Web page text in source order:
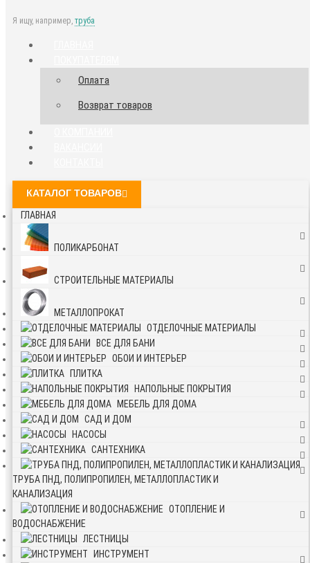
Я ищу, например, труба
Оплата
Возврат товаров
КАТАЛОГ ТОВАРОВ
ГЛАВНАЯ
ПОЛИКАРБОНАТ
СТРОИТЕЛЬНЫЕ МАТЕРИАЛЫ
МЕТАЛЛОПРОКАТ
ОТДЕЛОЧНЫЕ МАТЕРИАЛЫ
ВСЕ ДЛЯ БАНИ
ОБОИ И ИНТЕРЬЕР
ПЛИТКА
НАПОЛЬНЫЕ ПОКРЫТИЯ
МЕБЕЛЬ ДЛЯ ДОМА
САД И ДОМ
НАСОСЫ
САНТЕХНИКА
ТРУБА ПНД, ПОЛИПРОПИЛЕН, МЕТАЛЛОПЛАСТИК И
КАНАЛИЗАЦИЯ
ОТОПЛЕНИЕ И
ВОДОСНАБЖЕНИЕ
ЛЕСТНИЦЫ
ИНСТРУМЕНТ